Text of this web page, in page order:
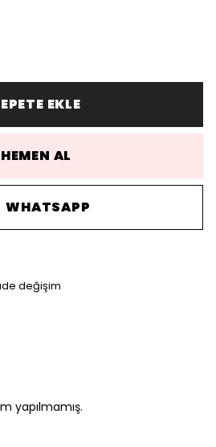
EKLE
HEMEN AL
WHATSAPP
değişim
yapılmamış.